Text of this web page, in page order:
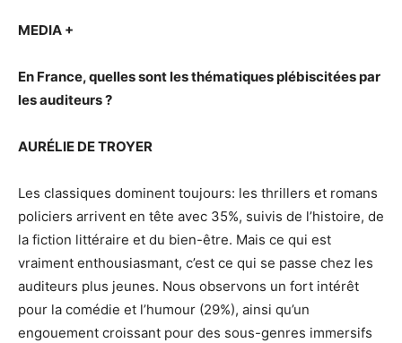
MEDIA +
En France, quelles sont les thématiques plébiscitées par
les auditeurs ?
AURÉLIE DE TROYER
Les classiques dominent toujours: les thrillers et romans
policiers arrivent en tête avec 35%, suivis de l’histoire, de
la fiction littéraire et du bien-être. Mais ce qui est
vraiment enthousiasmant, c’est ce qui se passe chez les
auditeurs plus jeunes. Nous observons un fort intérêt
pour la comédie et l’humour (29%), ainsi qu’un
engouement croissant pour des sous-genres immersifs